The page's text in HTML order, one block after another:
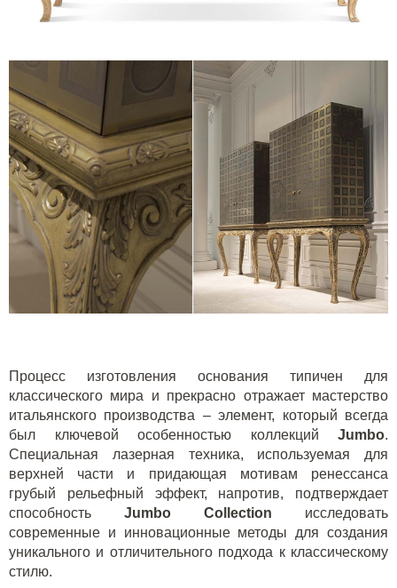
Процесс изготовления основания типичен для
классического мира и прекрасно отражает мастерство
итальянского производства – элемент, который всегда
был ключевой особенностью коллекций Jumbo.
Специальная лазерная техника, используемая для
верхней части и придающая мотивам ренессанса
грубый рельефный эффект, напротив, подтверждает
способность Jumbo Collection исследовать
современные и инновационные методы для создания
уникального и отличительного подхода к классическому
стилю.